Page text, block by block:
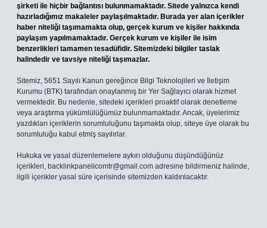
şirketi ile hiçbir bağlantısı bulunmamaktadır. Sitede yalnızca kendi
hazırladığımız makaleler paylaşılmaktadır. Burada yer alan içerikler
haber niteliği taşımamakta olup, gerçek kurum ve kişiler hakkında
paylaşım yapılmamaktadır. Gerçek kurum ve kişiler ile isim
benzerlikleri tamamen tesadüfidir. Sitemizdeki bilgiler taslak
halindedir ve tavsiye niteliği taşımazlar.
Sitemiz, 5651 Sayılı Kanun gereğince Bilgi Teknolojileri ve İletişim
Kurumu (BTK) tarafından onaylanmış bir Yer Sağlayıcı olarak hizmet
vermektedir. Bu nedenle, sitedeki içerikleri proaktif olarak denetleme
veya araştırma yükümlülüğümüz bulunmamaktadır. Ancak, üyelerimiz
yazdıkları içeriklerin sorumluluğunu taşımakta olup, siteye üye olarak bu
sorumluluğu kabul etmiş sayılırlar.
Hukuka ve yasal düzenlemelere aykırı olduğunu düşündüğünüz
içerikleri, backlinkpanelicomtr@gmail.com adresine bildirmeniz halinde,
ilgili içerikler yasal süre içerisinde sitemizden kaldırılacaktır.